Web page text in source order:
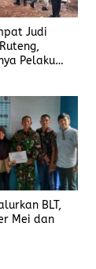
Judi
Pelaku
BLT,
Mei dan